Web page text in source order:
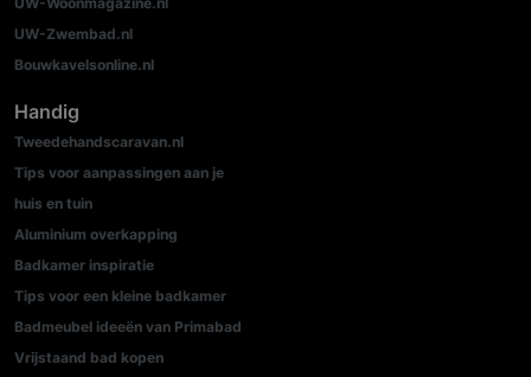
UW-Zwembad.nl
Bouwkavelsonline.nl
Handig
Tweedehandscaravan.nl
Tips voor aanpassingen aan je
huis en tuin
Aluminium overkapping
Badkamer inspiratie
Tips voor een kleine badkamer
Badmeubel ideeën van Primabad
Vrijstaand bad kopen